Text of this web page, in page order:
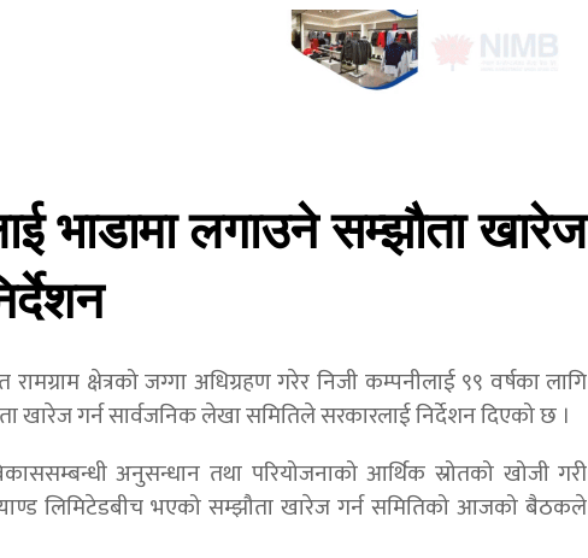
भाडामा लगाउने सम्झौता खारेज
क्षेत्रको जग्गा अधिग्रहण गरेर निजी कम्पनीलाई ९९ वर्षका लागि
खारेज गर्न सार्वजनिक लेखा समितिले सरकारलाई निर्देशन दिएको छ ।
अनुसन्धान तथा परियोजनाको आर्थिक स्रोतको खोजी गरी
लिमिटेडबीच भएको सम्झौता खारेज गर्न समितिको आजको बैठकले